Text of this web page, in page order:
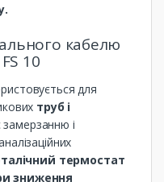
кабелю
10
для
труб і
і
термостат
зниження